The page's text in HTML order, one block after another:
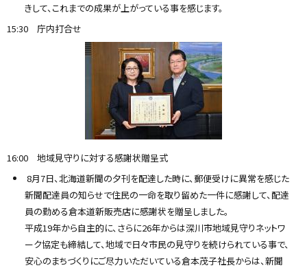
きして、これまでの成果が上がっている事を感じます。
15:30 庁内打合せ
16:00 地域見守りに対する感謝状贈呈式
8月7日、北海道新聞の夕刊を配達した時に、郵便受けに異常を感じた
新聞配達員の知らせで住民の一命を取り留めた一件に感謝して、配達
員の勤める倉本道新販売店に感謝状を贈呈しました。
平成19年から自主的に、さらに26年からは深川市地域見守りネットワ
ーク協定も締結して、地域で日々市民の見守りを続けられている事で、
安心のまちづくりにご尽力いただいている倉本茂子社長からは、新聞